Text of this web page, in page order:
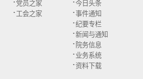
党员之家
· 工会之家
今日头条
·事件通知
·纪要专栏
·新闻与通知
· 院务信息
· 业务系统
·资料下载